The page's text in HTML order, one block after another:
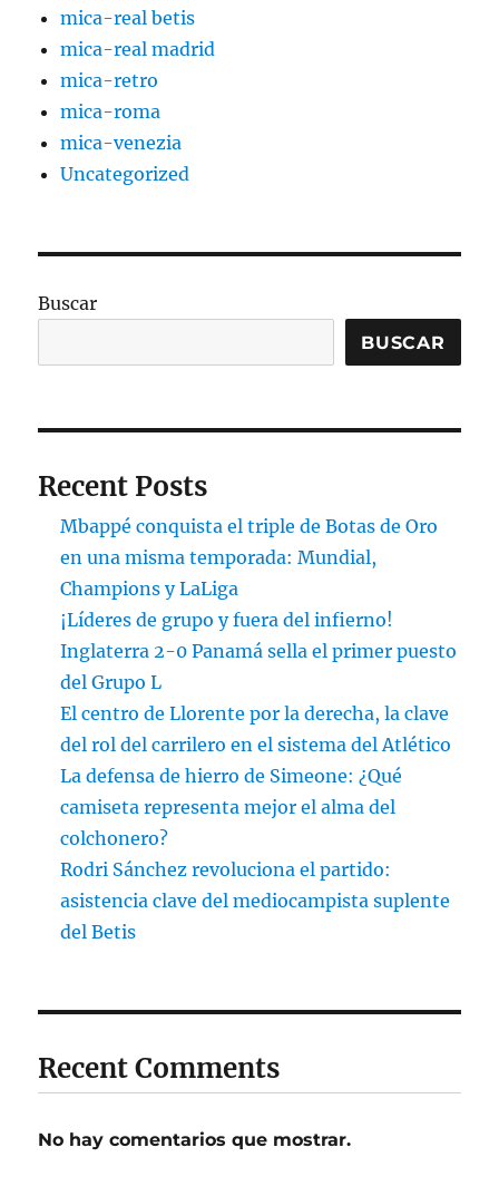
mica-real betis
mica-real madrid
mica-retro
mica-roma
mica-venezia
Uncategorized
Buscar
BUSCAR
Recent Posts
Mbappé conquista el triple de Botas de Oro
en una misma temporada: Mundial,
Champions y LaLiga
¡Líderes de grupo y fuera del infierno!
Inglaterra 2-0 Panamá sella el primer puesto
del Grupo L
El centro de Llorente por la derecha, la clave
del rol del carrilero en el sistema del Atlético
La defensa de hierro de Simeone: ¿Qué
camiseta representa mejor el alma del
colchonero?
Rodri Sánchez revoluciona el partido:
asistencia clave del mediocampista suplente
del Betis
Recent Comments
No hay comentarios que mostrar.